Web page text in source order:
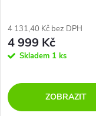
4 131,40 Kč bez DPH
4 999 Kč
Skladem 1 ks
ZOBRAZIT